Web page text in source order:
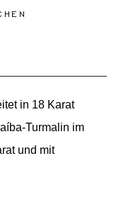
in 18 Karat
Turmalin im
und mit